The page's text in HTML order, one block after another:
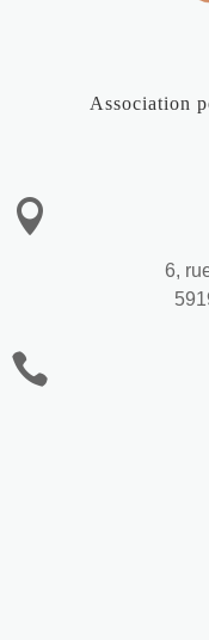
Association

6,
